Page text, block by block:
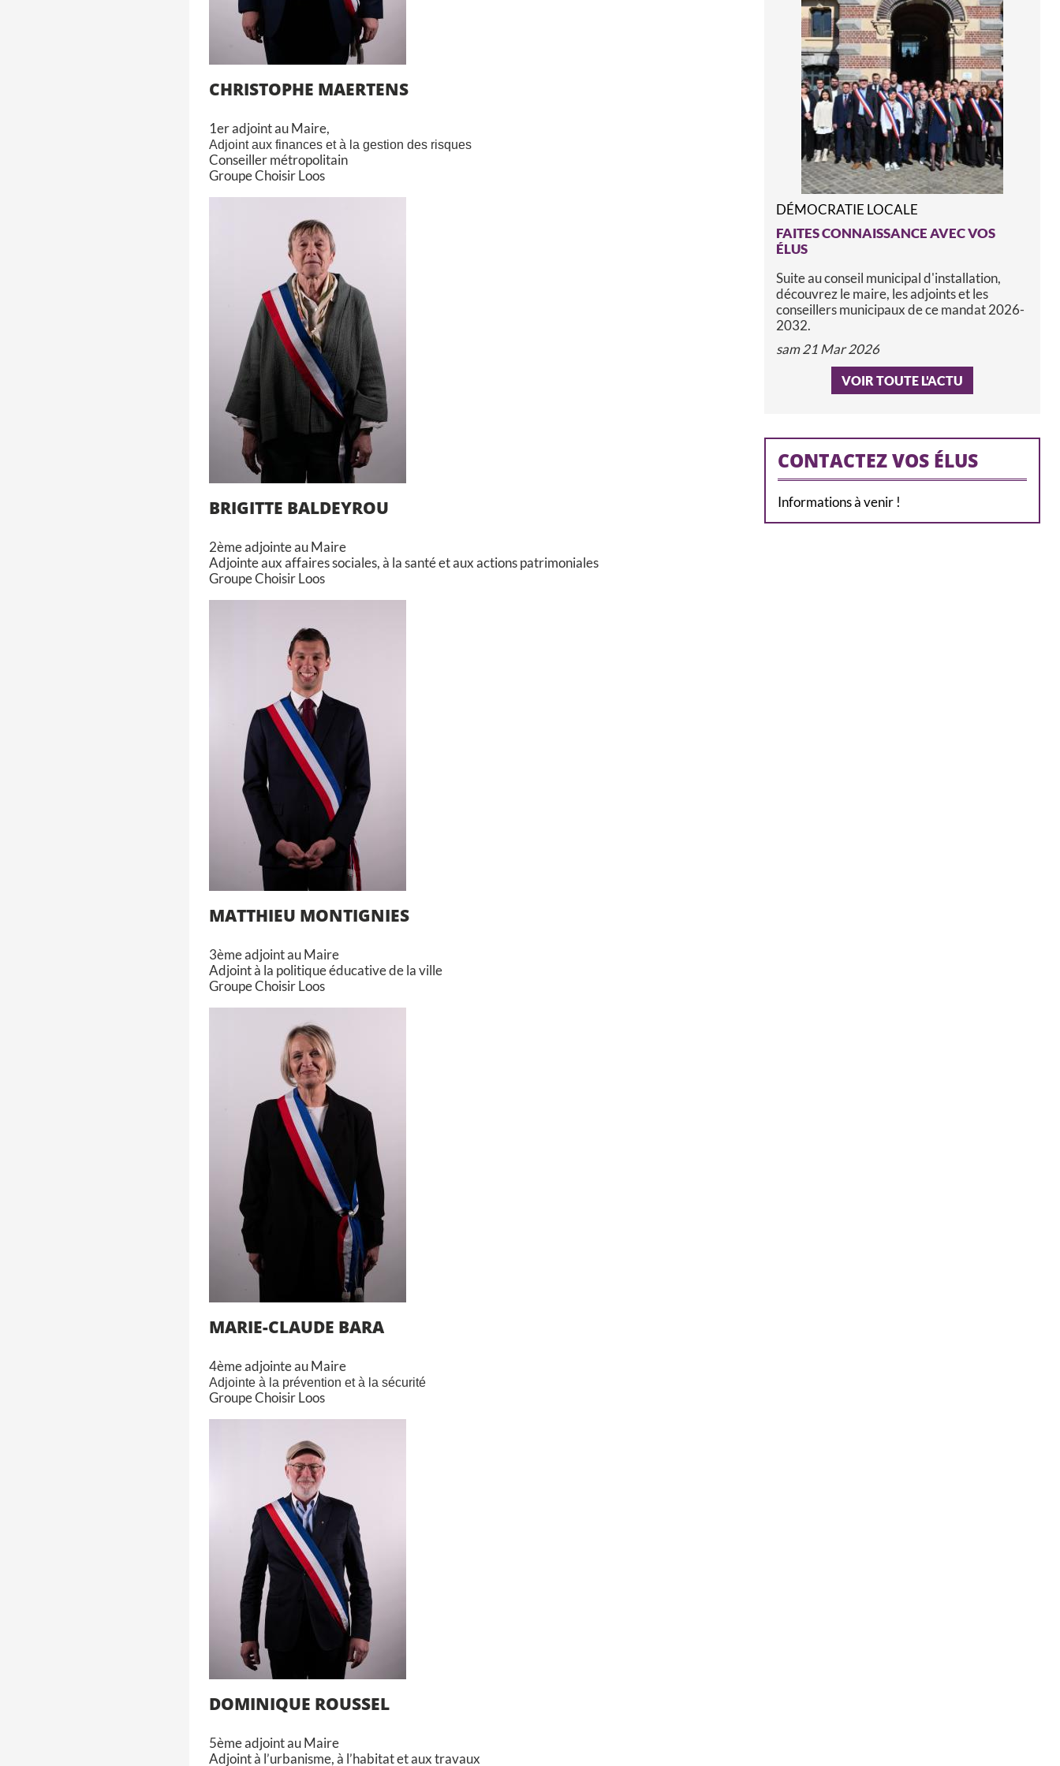
CHRISTOPHE MAERTENS
1er adjoint au Maire,
Adjoint aux finances et à la gestion des risques
Conseiller métropolitain
Groupe Choisir Loos
BRIGITTE BALDEYROU
2ème adjointe au Maire
Adjointe aux affaires sociales, à la santé et aux actions patrimoniales
Groupe Choisir Loos
MATTHIEU MONTIGNIES
3ème adjoint au Maire
Adjoint à la politique éducative de la ville
Groupe Choisir Loos
MARIE-CLAUDE BARA
4ème adjointe au Maire
Adjointe à la prévention et à la sécurité
Groupe Choisir Loos
DOMINIQUE ROUSSEL
5ème adjoint au Maire
Adjoint à l’urbanisme, à l’habitat et aux travaux
DÉMOCRATIE LOCALE
FAITES CONNAISSANCE AVEC VOS
ÉLUS
Suite au conseil municipal d'installation,
découvrez le maire, les adjoints et les
conseillers municipaux de ce mandat 2026-
2032.
sam 21 Mar 2026
VOIR TOUTE L'ACTU
CONTACTEZ VOS ÉLUS
Informations à venir !